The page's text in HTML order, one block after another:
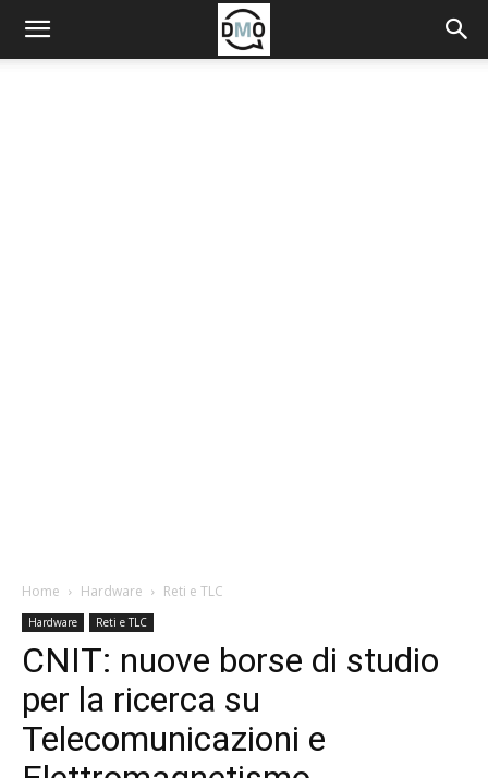
Home Hardware Reti e TLC
Hardware Reti e TLC
CNIT: nuove borse di studio
per la ricerca su
Telecomunicazioni e